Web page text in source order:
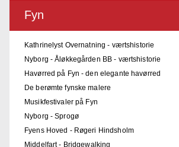
Fyn
Kathrinelyst Overnatning - værtshistorie
Nyborg - Åløkkegården BB - værtshistorie
Havørred på Fyn - den elegante havørred
De berømte fynske malere
Musikfestivaler på Fyn
Nyborg - Sprogø
Fyens Hoved - Røgeri Hindsholm
Middelfart - Bridgewalking